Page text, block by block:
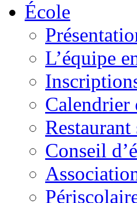
École
L’équipe
Calendrier
Conseil